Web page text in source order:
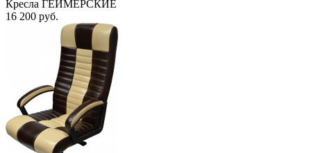
Кресла ГЕЙМЕРСКИЕ
16 200 руб.